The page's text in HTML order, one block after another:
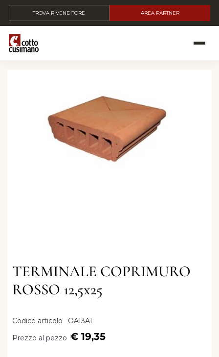
TROVA RIVENDITORE AREA PARTNER
TERMINALE COPRIMURO
ROSSO 12,5x25
Codice articolo
OA13A1
Prezzo al pezzo € 19,35